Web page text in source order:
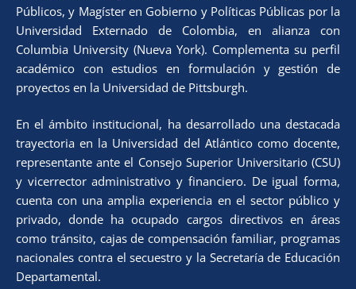
Públicos, y Magíster en Gobierno y Políticas Públicas por la
Universidad Externado de Colombia, en alianza con
Columbia University (Nueva York). Complementa su perfil
académico con estudios en formulación y gestión de
proyectos en la Universidad de Pittsburgh.
En el ámbito institucional, ha desarrollado una destacada
trayectoria en la Universidad del Atlántico como docente,
representante ante el Consejo Superior Universitario (CSU)
y vicerrector administrativo y financiero. De igual forma,
cuenta con una amplia experiencia en el sector público y
privado, donde ha ocupado cargos directivos en áreas
como tránsito, cajas de compensación familiar, programas
nacionales contra el secuestro y la Secretaría de Educación
Departamental.